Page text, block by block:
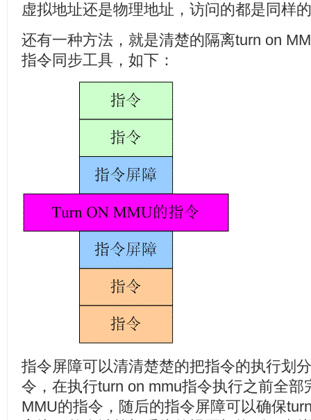
虚拟地址还是物理地址，访问的都是同样
还有一种方法，就是清楚的隔离turn on
指令同步工具，如下：
指令屏障可以清清楚楚的把指令的执行划
令，在执行turn on mmu指令执行之前全部
MMU的指令，随后的指令屏障可以确保